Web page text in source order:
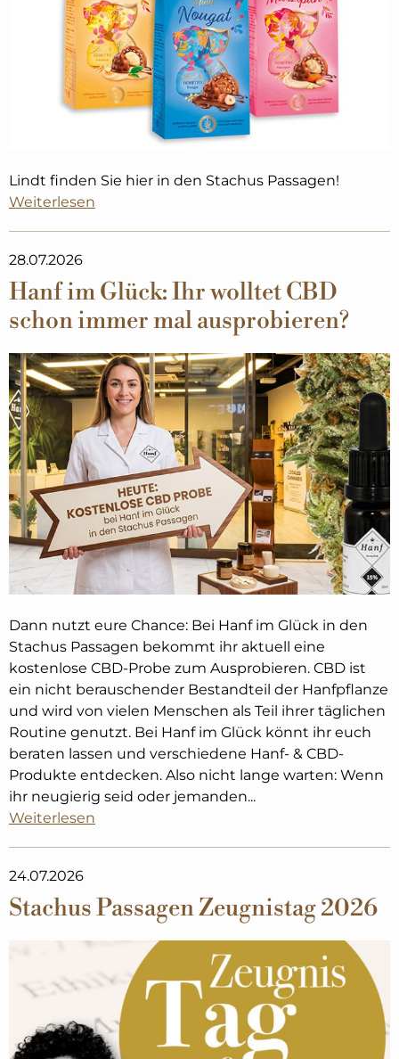
Lindt finden Sie hier in den Stachus Passagen! ​
Weiterlesen
28.07.2026
Hanf im Glück: Ihr wolltet CBD
schon immer mal ausprobieren?
Dann nutzt eure Chance: Bei Hanf im Glück in den
Stachus Passagen bekommt ihr aktuell eine
kostenlose CBD-Probe zum Ausprobieren. CBD ist
ein nicht berauschender Bestandteil der Hanfpflanze
und wird von vielen Menschen als Teil ihrer täglichen
Routine genutzt. Bei Hanf im Glück könnt ihr euch
beraten lassen und verschiedene Hanf- & CBD-
Produkte entdecken. Also nicht lange warten: Wenn
ihr neugierig seid oder jemanden...
Weiterlesen
24.07.2026
Stachus Passagen Zeugnistag 2026